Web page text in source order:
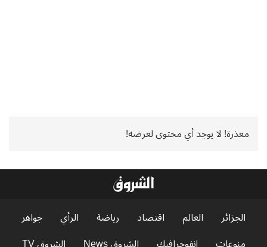
معذرة! لا يوجد أي محتوى لعرضه!
الجزائر العالم اقتصاد رياضة الرأي
جواهر